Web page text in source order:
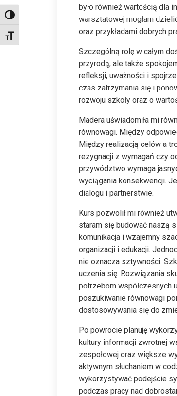
Toggle High Contrast
Toggle Font size
było również wartością dla
warsztatowej mogłam
oraz przykładami dobrych
Szczególną rolę w całym
przyrodą, ale także
refleksji, uważności i
czas zatrzymania się i
rozwoju szkoły oraz o
Madera uświadomiła mi
równowagi. Między
Między realizacją celów a
rezygnacji z wymagań czy
przywództwo wymaga
wyciągania konsekwencji.
dialogu i partnerstwie.
Kurs pozwolił mi również
staram się budować naszą
komunikacja i wzajemny
organizacji i edukacji.
nie oznacza sztywności.
uczenia się. Rozwiązania
potrzebom współczesnych
poszukiwanie równowagi
dostosowywania się do
Po powrocie planuję
kultury informacji zwrotnej
zespołowej oraz większe
aktywnym słuchaniem w
wykorzystywać podejście
podczas pracy nad